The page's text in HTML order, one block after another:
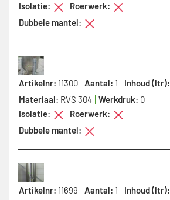
Isolatie:
Roerwerk:
Dubbele mantel:
Artikelnr: 11300 Aantal: 1 Inhoud (ltr):
Materiaal: RVS 304 Werkdruk: 0
Isolatie:
Roerwerk:
Dubbele mantel:
Artikelnr: 11699 Aantal: 1 Inhoud (ltr):